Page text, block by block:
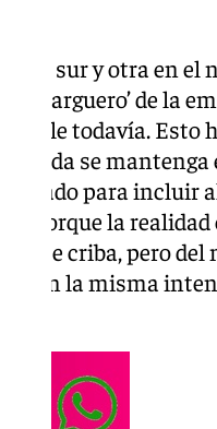
en el sur y otra en
‘El Larguero’ de la
todavía.
se
para incluir
Porque la
criba, pero
con la misma